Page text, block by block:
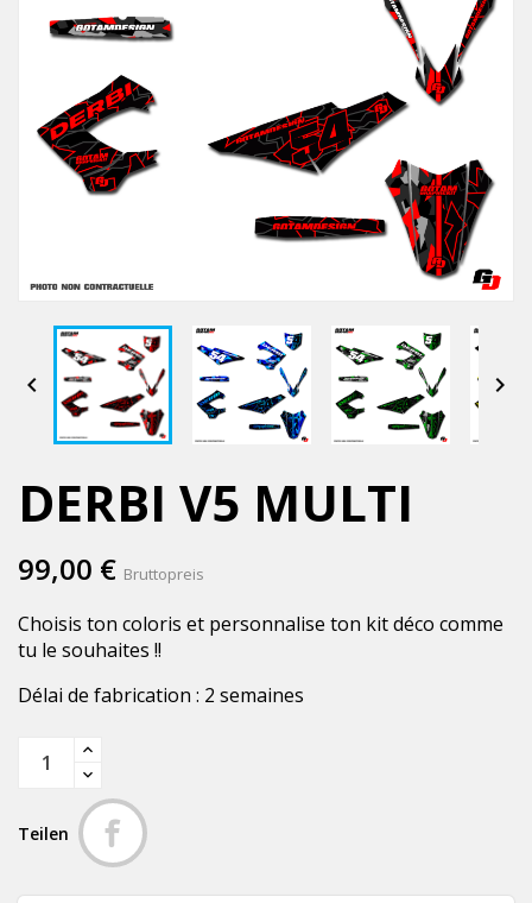
 
DERBI V5 MULTI
99,00 € Bruttopreis
Choisis ton coloris et personnalise ton kit déco comme
tu le souhaites !!
Délai de fabrication : 2 semaines
Teilen